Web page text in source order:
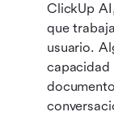
ClickUp
que
usuario.
capacidad